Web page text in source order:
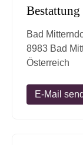
Bestattung
Bad
8983 Bad
Österreich
E-Mail